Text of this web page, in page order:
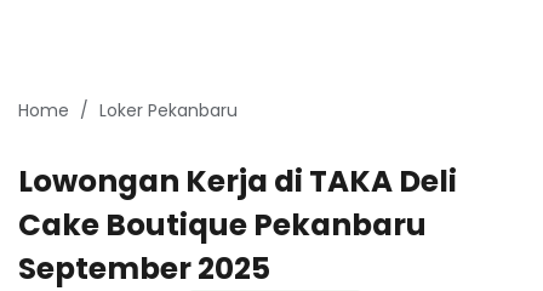
Home Loker Pekanbaru
Lowongan Kerja di TAKA Deli
Cake Boutique Pekanbaru
September 2025